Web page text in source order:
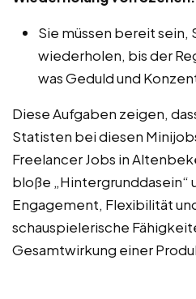
Sie müssen bereit sein,
wiederholen, bis der
was Geduld und
Diese Aufgaben zeigen,
Statisten bei diesen
Freelancer Jobs in
bloße „Hintergrunddasein“
Engagement, Flexibilität
schauspielerische
Gesamtwirkung einer